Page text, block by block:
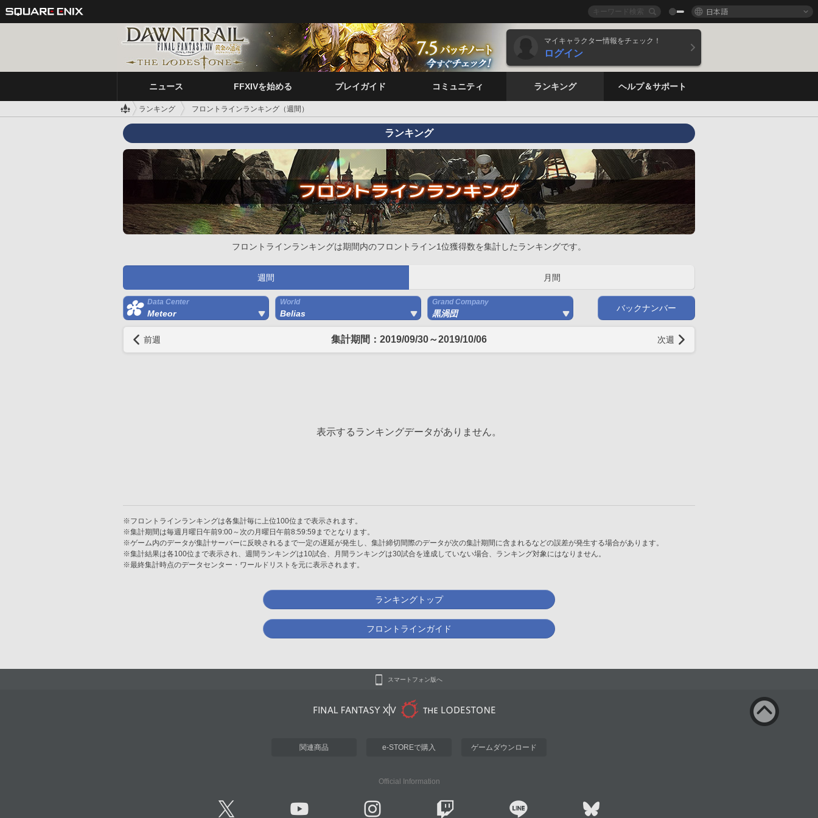
日本語
マイキャラクター情報をチェック！
ログイン
ニュース FFXIVを始める プレイガイド コミュニティ ランキング ヘルプ＆サポート
ランキング フロントラインランキング（週間）
ランキング
フロントラインランキングは期間内のフロントライン1位獲得数を集計したランキングです。
週間 月間
Data Center
Meteor
World
Belias
Grand Company
黒渦団
バックナンバー
前週 集計期間：2019/09/30～2019/10/06 次週
表示するランキングデータがありません。
※フロントラインランキングは各集計毎に上位100位まで表示されます。
※集計期間は毎週月曜日午前9:00～次の月曜日午前8:59:59までとなります。
※ゲーム内のデータが集計サーバーに反映されるまで一定の遅延が発生し、集計締切間際のデータが次の集計期間に含まれるなどの誤差が発生する場合があります。
※集計結果は各100位まで表示され、週間ランキングは10試合、月間ランキングは30試合を達成していない場合、ランキング対象にはなりません。
※最終集計時点のデータセンター・ワールドリストを元に表示されます。
ランキングトップ
フロントラインガイド
スマートフォン版へ
関連商品 e-STOREで購入 ゲームダウンロード
Official Information